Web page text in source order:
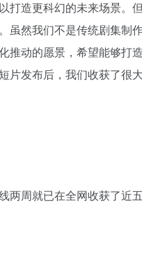
打造更科幻的未来场景。
虽然我们不是传统剧集制
推动的愿景，希望能够打
片发布后，我们收获了
两周就已在全网收获了近